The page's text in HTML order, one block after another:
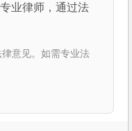
业律师，通过法
意见。如需专业法